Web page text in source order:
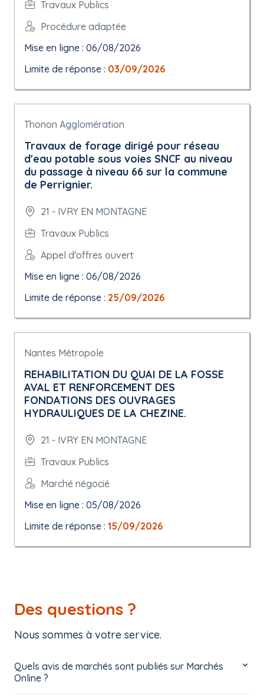
Travaux Publics
Procédure adaptée
Mise en ligne : 06/08/2026
Limite de réponse : 03/09/2026
Thonon Agglomération
Travaux de forage dirigé pour réseau
d'eau potable sous voies SNCF au niveau
du passage à niveau 66 sur la commune
de Perrignier.
21 - IVRY EN MONTAGNE
Travaux Publics
Appel d'offres ouvert
Mise en ligne : 06/08/2026
Limite de réponse : 25/09/2026
Nantes Métropole
REHABILITATION DU QUAI DE LA FOSSE
AVAL ET RENFORCEMENT DES
FONDATIONS DES OUVRAGES
HYDRAULIQUES DE LA CHEZINE.
21 - IVRY EN MONTAGNE
Travaux Publics
Marché négocié
Mise en ligne : 05/08/2026
Limite de réponse : 15/09/2026
Des questions ?
Nous sommes à votre service.
Quels avis de marchés sont publiés sur Marchés
Online ?